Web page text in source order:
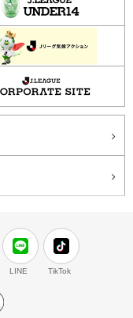
LINE TikTok